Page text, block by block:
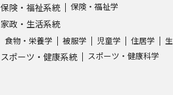
Ｑ＆Ａ よくあるご質問
資料の料金のお支払いについ
個人情報取扱規定
特定商取
保険・福祉系統 保険・福祉学
家政・生活系統
食物・栄養学 被服学 児童学 住居学
スポーツ・健康系統 スポーツ・健康科学